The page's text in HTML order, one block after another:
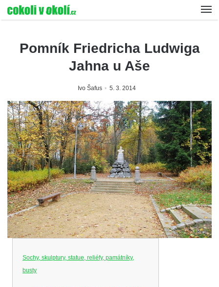
Pomník Friedricha Ludwiga
Jahna u Aše
Ivo Šafus 5. 3. 2014
Sochy, skulptury, statue, reliéfy, památníky,
busty